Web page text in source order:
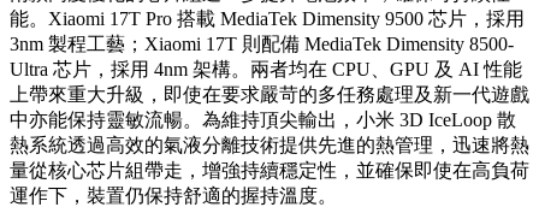
能。Xiaomi 17T Pro 搭載 MediaTek Dimensity 9500 芯片，採用
3nm 製程工藝；Xiaomi 17T 則配備 MediaTek Dimensity 8500-
Ultra 芯片，採用 4nm 架構。兩者均在 CPU、GPU 及 AI 性能
上帶來重大升級，即使在要求嚴苛的多任務處理及新一代遊戲
中亦能保持靈敏流暢。為維持頂尖輸出，小米 3D IceLoop 散
熱系統透過高效的氣液分離技術提供先進的熱管理，迅速將熱
量從核心芯片組帶走，增強持續穩定性，並確保即使在高負荷
運作下，裝置仍保持舒適的握持溫度。